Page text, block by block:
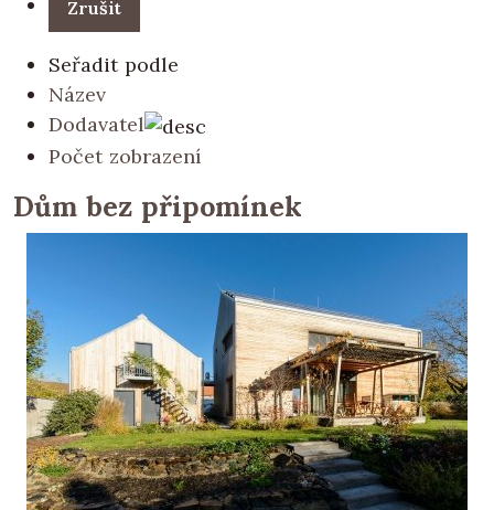
Seřadit podle
Název
Dodavatel
Počet zobrazení
Dům bez připomínek